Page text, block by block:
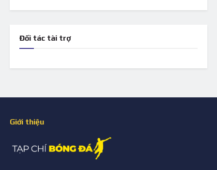
Đối tác tài trợ
Giới thiệu